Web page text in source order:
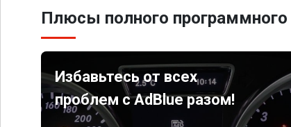
Плюсы полного программного
Избавьтесь от всех
проблем с AdBlue разом!